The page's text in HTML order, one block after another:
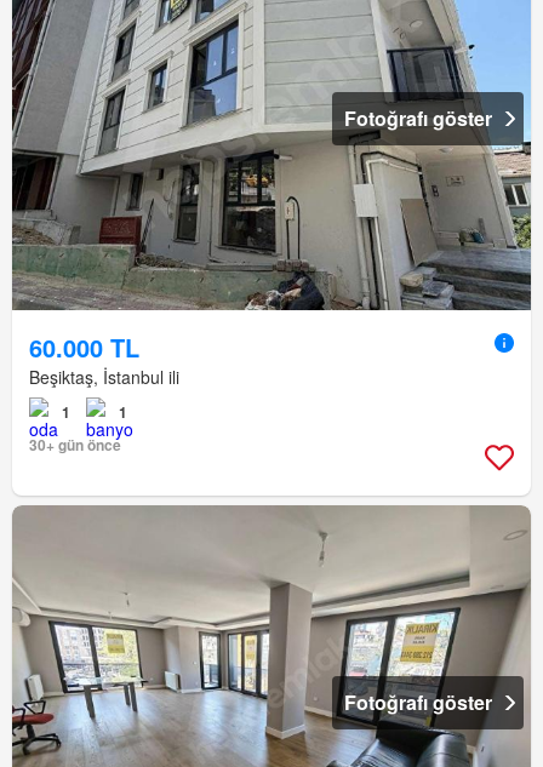
Fotoğrafı göster
60.000 TL
Beşiktaş, İstanbul ili
1
1
30+ gün önce
Fotoğrafı göster